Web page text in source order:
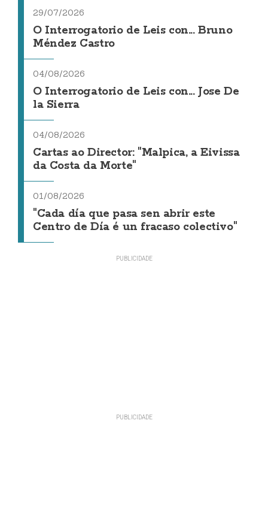
29/07/2026
O Interrogatorio de Leis con... Bruno
Méndez Castro
04/08/2026
O Interrogatorio de Leis con... Jose De
la Sierra
04/08/2026
Cartas ao Director: "Malpica, a Eivissa
da Costa da Morte"
01/08/2026
"Cada día que pasa sen abrir este
Centro de Día é un fracaso colectivo"